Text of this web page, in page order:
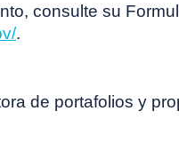
consulte su
.
de portafolios y